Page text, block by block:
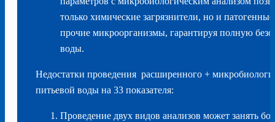
только химические загрязнители, но и
прочие микроорганизмы, гарантируя полную
воды.
Недостатки проведения расширенного +
питьевой воды на 33 показателя:
Проведение двух видов анализов может занять